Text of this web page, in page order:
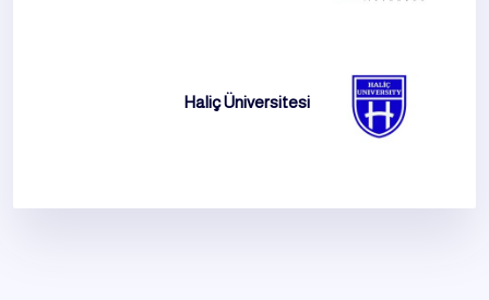
Haliç Üniversitesi